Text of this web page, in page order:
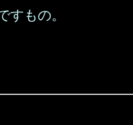
すもの。